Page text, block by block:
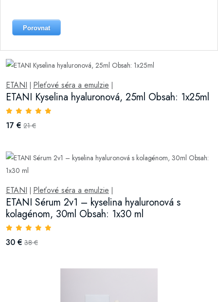
Porovnat
ETANI | Pleťové séra a emulzie |
ETANI Kyselina hyaluronová, 25ml Obsah: 1x25ml
17 € 21 €
ETANI | Pleťové séra a emulzie |
ETANI Sérum 2v1 – kyselina hyaluronová s
kolagénom, 30ml Obsah: 1x30 ml
30 € 38 €